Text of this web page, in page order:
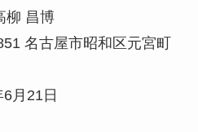
柳 昌博
名古屋市昭和区元宮町
月21日